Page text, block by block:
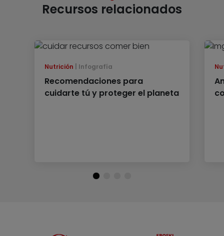
Recursos relacionados
Nutrición Infografía
Recomendaciones para
cuidarte tú y proteger el planeta